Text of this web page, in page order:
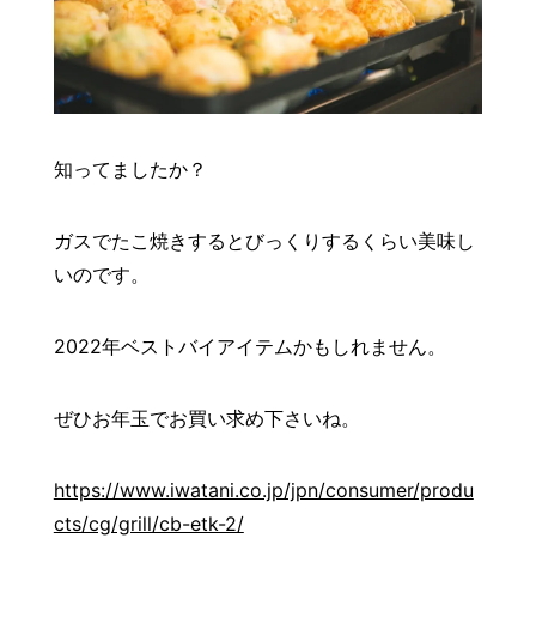
知ってましたか？
ガスでたこ焼きするとびっくりするくらい美味し
いのです。
2022年ベストバイアイテムかもしれません。
ぜひお年玉でお買い求め下さいね。
https://www.iwatani.co.jp/jpn/consumer/produ
cts/cg/grill/cb-etk-2/